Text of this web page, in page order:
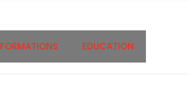
FORMATIONS EDUCATION